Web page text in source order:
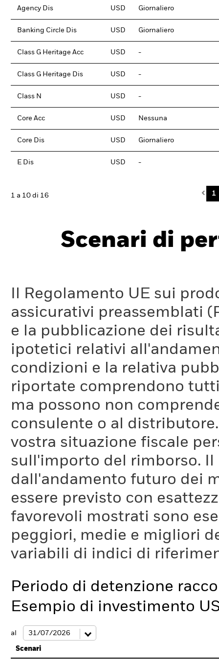
Agency Dis USD Giornaliero
Banking Circle Dis USD Giornaliero
Class G Heritage Acc USD -
Class G Heritage Dis USD -
Class N USD -
Core Acc USD Nessuna
Core Dis USD Giornaliero
E Dis USD -
1 a 10 di 16 1
Scenari di
Il Regolamento UE sui
assicurativi preassemblati
e la pubblicazione dei
ipotetici relativi
condizioni e la relativa
riportate comprendono
ma possono non
consulente o al
vostra situazione fiscale
sull'importo del rimborso.
dall'andamento futuro dei
essere previsto con
favorevoli mostrati sono
peggiori, medie e migliori
variabili di indici di
Periodo di detenzione
Esempio di investimento
al
Scenari